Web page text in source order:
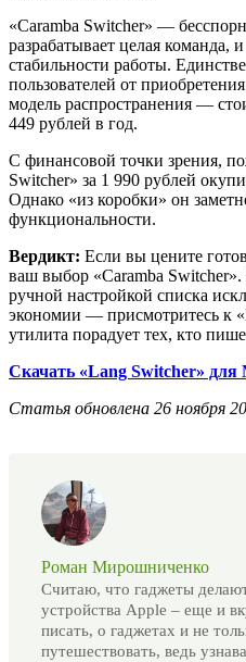
«Caramba Switcher» —
разрабатывает целая команда,
стабильности работы.
пользователей от
модель распространения —
449 рублей в год.
С финансовой точки зрения,
Switcher» за 1 990 рублей
Однако «из коробки» он
функциональности.
Вердикт: Если вы цените
ваш выбор «Caramba
ручной настройкой списка
экономии — присмотритесь к
утилита порадует тех, кто
Скачать «Lang Switcher» для
Статья обновлена 26 ноября
Роман Мирошниченко
Считаю, что гаджеты
устройства Apple – еще и
писать, о гаджетах и не
путешествовать, ведь